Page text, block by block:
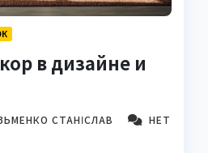
в дизайне и
СТАНІСЛАВ
НЕТ